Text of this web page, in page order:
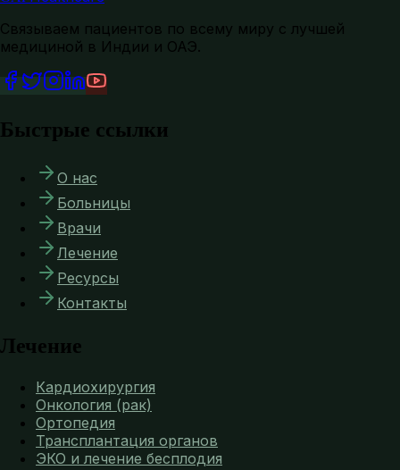
Связываем пациентов по всему миру с лучшей
медициной в Индии и ОАЭ.
Быстрые ссылки
О нас
Больницы
Врачи
Лечение
Ресурсы
Контакты
Лечение
Кардиохирургия
Онкология (рак)
Ортопедия
Трансплантация органов
ЭКО и лечение бесплодия